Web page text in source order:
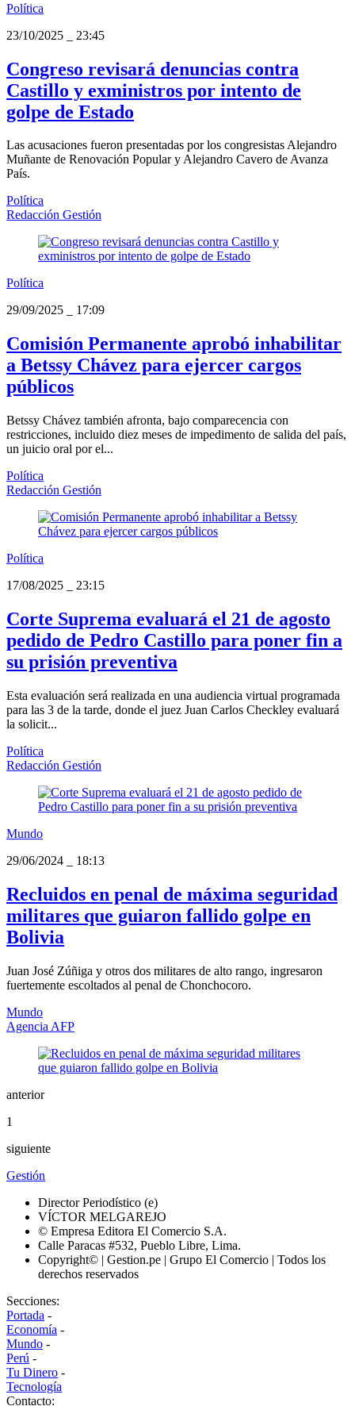
Política
23/10/2025
23:45
Congreso revisará denuncias contra
Castillo y exministros por intento de
golpe de Estado
Las acusaciones fueron presentadas por los congresistas Alejandro
Muñante de Renovación Popular y Alejandro Cavero de Avanza
País.
Política
Redacción Gestión
Política
29/09/2025
17:09
Comisión Permanente aprobó inhabilitar
a Betssy Chávez para ejercer cargos
públicos
Betssy Chávez también afronta, bajo comparecencia con
restricciones, incluido diez meses de impedimento de salida del país,
un juicio oral por el...
Política
Redacción Gestión
Política
17/08/2025
23:15
Corte Suprema evaluará el 21 de agosto
pedido de Pedro Castillo para poner fin a
su prisión preventiva
Esta evaluación será realizada en una audiencia virtual programada
para las 3 de la tarde, donde el juez Juan Carlos Checkley evaluará
la solicit...
Política
Redacción Gestión
Mundo
29/06/2024
18:13
Recluidos en penal de máxima seguridad
militares que guiaron fallido golpe en
Bolivia
Juan José Zúñiga y otros dos militares de alto rango, ingresaron
fuertemente escoltados al penal de Chonchocoro.
Mundo
Agencia AFP
anterior
1
siguiente
Gestión
Director Periodístico (e)
VÍCTOR MELGAREJO
© Empresa Editora El Comercio S.A.
Calle Paracas #532, Pueblo Libre, Lima.
Copyright© | Gestion.pe | Grupo El Comercio | Todos los
derechos reservados
Secciones:
Portada -
Economía -
Mundo -
Perú -
Tu Dinero -
Tecnología
Contacto: